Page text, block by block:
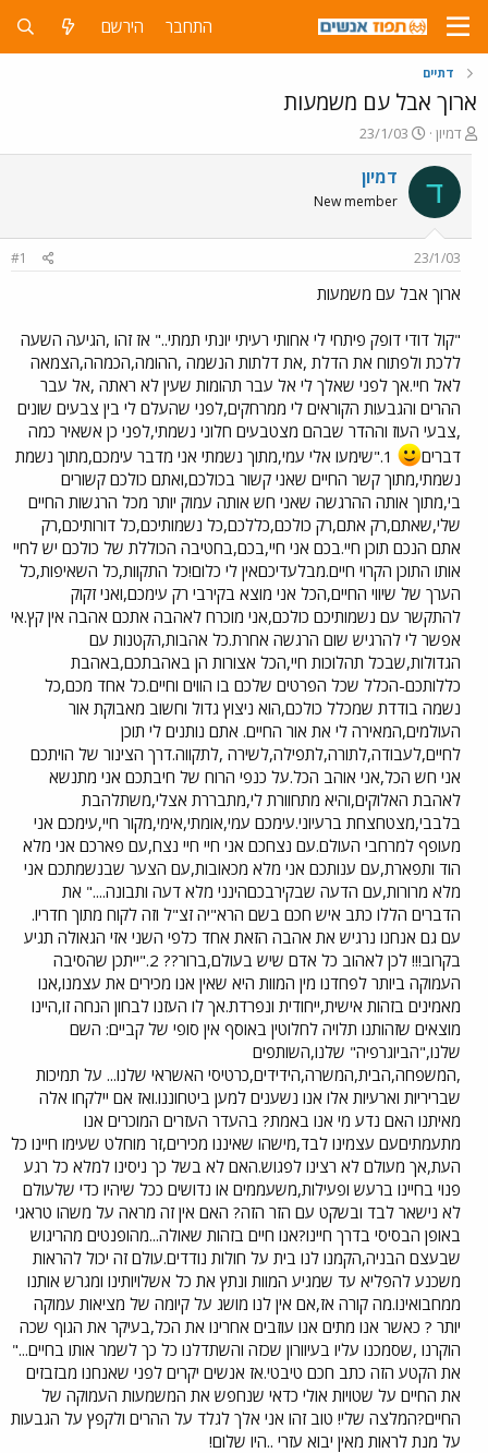
התחבר הירשם
דתיים
ארוך אבל עם משמעות
פ
ו
ת
ח
ה
ש
א
דמיון
פ
ו
ס
ר
23/1/03
ד דמיון
New member
23/1/03
#1
ארוך אבל עם משמעות
"קול דודי דופק פיתחי לי אחותי רעיתי יונתי תמתי.." אז זהו ,הגיעה השעה
ללכת ולפתוח את הדלת ,את דלתות הנשמה ,ההומה,הכמהה,הצמאה
לאל חיי.אך לפני שאלך לי אל עבר תהומות שעין לא ראתה ,אל עבר
ההרים והגבעות הקוראים לי ממרחקים,לפני שהעלם לי בין צבעים שונים
,צבעי העוז וההדר שבהם מצטבעים חלוני נשמתי,לפני כן אשאיר כמה
דברים
1."שימעו אלי עמי,מתוך נשמתי אני מדבר עימכם,מתוך נשמת
נשמתי,מתוך קשר החיים שאני קשור בכולכם,ואתם כולכם קשורים
בי,מתוך אותה ההרגשה שאני חש אותה עמוק יותר מכל הרגשות החיים
שלי,שאתם,רק אתם,רק כולכם,כללכם,כל נשמותיכם,כל דורותיכם,רק
אתם הנכם תוכן חיי.בכם אני חיי,בכם,בחטיבה הכוללת של כולכם יש לחיי
אותו התוכן הקרוי חיים.מבלעדיכםאין לי כלום!כל התקוות,כל השאיפות,כל
הערך של שיווי החיים,הכל אני מוצא בקירבי רק עימכם,ואני זקוק
להתקשר עם נשמותיכם כולכם,אני מוכרח לאהבה אתכם אהבה אין קץ.אי
אפשר לי להרגיש שום הרגשה אחרת.כל אהבות,הקטנות עם
הגדולות,שבכל תהלוכות חיי,הכל אצורות הן באהבתכם,באהבת
כללותכם-הכלל שכל הפרטים שלכם בו הווים וחיים.כל אחד מכם,כל
נשמה בודדת שמכלל כולכם,הוא ניצוץ גדול וחשוב מאבוקת אור
העולמים,המאירה לי את אור החיים. אתם נותנים לי תוכן
לחיים,לעבודה,לתורה,לתפילה,לשירה ,לתקווה.דרך הצינור של הויתכם
אני חש הכל,אני אוהב הכל.על כנפי הרוח של חיבתכם אני מתנשא
לאהבת האלוקים,והיא מתחוורת לי,מתבררת אצלי,משתלהבת
בלבבי,מצטחצחת ברעיוני.עימכם עמי,אומתי,אימי,מקור חיי,עימכם אני
מעופף למרחבי העולם.עם נצחכם אני חיי חיי נצח,עם פארכם אני מלא
הוד ותפארת,עם ענותכם אני מלא מכאובות,עם הצער שבנשמתכם אני
מלא מרורות,עם הדעה שבקירבכםהינני מלא דעה ותבונה...." את
הדברים הללו כתב איש חכם בשם הרא"יה זצ"ל וזה לקוח מתוך חדריו.
עם גם אנחנו נרגיש את אהבה הזאת אחד כלפי השני אזי הגאולה תגיע
בקרוב!!! לכן לאהוב כל אדם שיש בעולם,ברור?? 2."ייתכן שהסיבה
העמוקה ביותר לפחדנו מין המוות היא שאין אנו מכירים את עצמנו,אנו
מאמינים בזהות אישית,ייחודית ונפרדת.אך לו העזנו לבחון הנחה זו,היינו
מוצאים שזהותנו תלויה לחלוטין באוסף אין סופי של קביים: השם
שלנו,"הביוגרפיה" שלנו,השותפים
,המשפחה,הבית,המשרה,הידידים,כרטיסי האשראי שלנו... על תמיכות
שבריריות וארעיות אלו אנו נשענים למען ביטחוננו.ואז אם יילקחו אלה
מאיתנו האם נדע מי אנו באמת? בהעדר העזרים המוכרים אנו
מתעמתיםעם עצמינו לבד,מישהו שאיננו מכירים,זר מוחלט שעימו חיינו כל
העת,אך מעולם לא רצינו לפגוש.האם לא בשל כך ניסינו למלא כל רגע
פנוי בחיינו ברעש ופעילות,משעממים או נדושים ככל שיהיו כדי שלעולם
לא נישאר לבד ובשקט עם הזר הזה? האם אין זה מראה על משהו טראגי
באופן הבסיסי בדרך חיינו?אנו חיים בזהות שאולה...מהופנטים מהריגוש
שבעצם הבניה,הקמנו לנו בית על חולות נודדים.עולם זה יכול להראות
משכנע להפליא עד שמגיע המוות ונתץ את כל אשלויותינו ומגרש אותנו
ממחבואינו.מה קורה אז,אם אין לנו מושג על קיומה של מציאות עמוקה
יותר ? כאשר אנו מתים אנו עוזבים אחרינו את הכל,בעיקר את הגוף שכה
הוקרנו ,שסמכנו עליו בעיוורון שכזה והשתדלנו כל כך לשמר אותו בחיים..."
את הקטע הזה כתב חכם טיבטי.אז אנשים יקרים לפני שאנחנו מבזבזים
את החיים על שטויות אולי כדאי שנחפש את המשמעות העמוקה של
החיים?המלצה שלי! טוב זהו אני אלך לגלד על ההרים ולקפץ על הגבעות
על מנת לראות מאין יבוא עזרי ..היו שלום!